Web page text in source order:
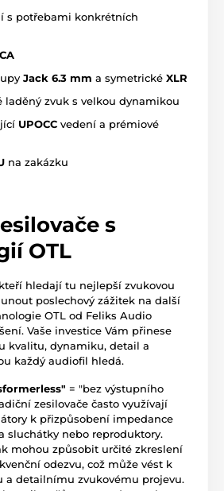
s potřebami konkrétních
Jack 6.3 mm a symetrické XLR
laděný zvuk s velkou dynamikou
UPOCC vedení a prémiové
na zakázku
s
OTL
hledají tu nejlepší zvukovou
poslechový zážitek na další
OTL od Feliks Audio
Vaše investice Vám přinese
kvalitu, dynamiku, detail a
každý audiofil hledá.
= "bez výstupního
zesilovače často využívají
k přizpůsobení impedance
sluchátky nebo reproduktory.
mohou způsobit určité zkreslení
odezvu, což může vést k
a detailnímu zvukovému projevu.